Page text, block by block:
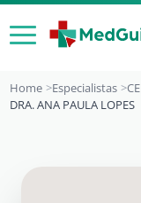
Ir para o conteúdo
Home Especialistas CE
DRA. ANA PAULA LOPES